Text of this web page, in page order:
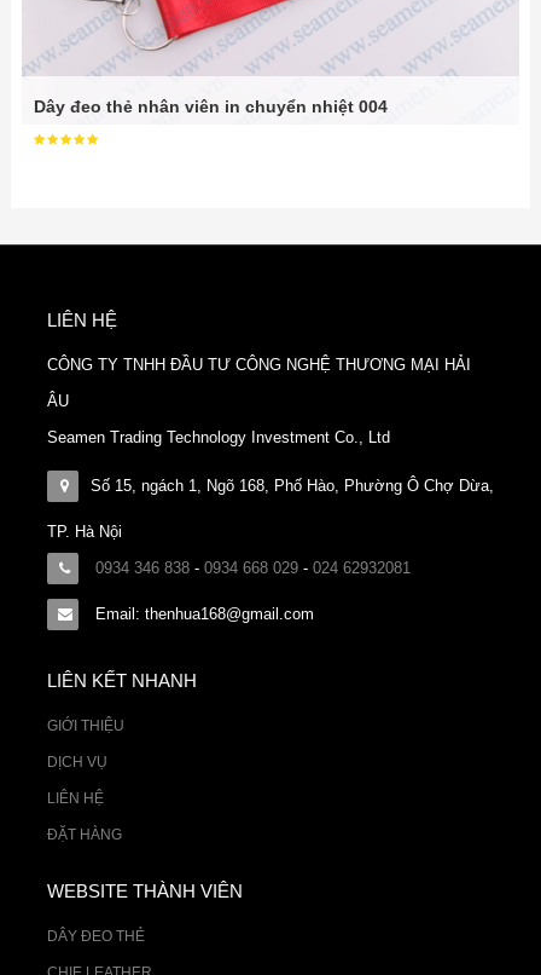
Dây đeo thẻ nhân viên in chuyển nhiệt 004
LIÊN HỆ
CÔNG TY TNHH ĐẦU TƯ CÔNG NGHỆ THƯƠNG MẠI HẢI
ÂU
Seamen Trading Technology Investment Co., Ltd
Số 15, ngách 1, Ngõ 168, Phố Hào, Phường Ô Chợ Dừa,
TP. Hà Nội
0934 346 838 - 0934 668 029 - 024 62932081
Email: thenhua168@gmail.com
LIÊN KẾT NHANH
GIỚI THIỆU
DỊCH VỤ
LIÊN HỆ
ĐẶT HÀNG
WEBSITE THÀNH VIÊN
DÂY ĐEO THẺ